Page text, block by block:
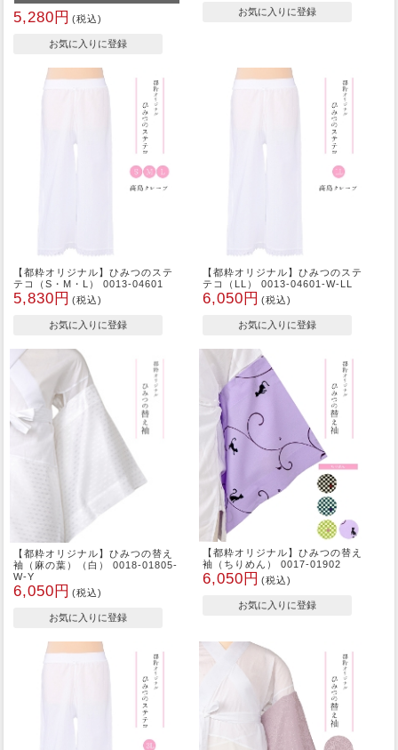
5,280円 (税込)
【都粋オリジナル】ひみつのステ
テコ（S・M・L） 0013-04601
5,830円 (税込)
【都粋オリジナル】ひみつのステ
テコ（LL） 0013-04601-W-LL
6,050円 (税込)
【都粋オリジナル】ひみつの替え
袖（麻の葉）（白） 0018-01805-
W-Y
6,050円 (税込)
【都粋オリジナル】ひみつの替え
袖（ちりめん） 0017-01902
6,050円 (税込)